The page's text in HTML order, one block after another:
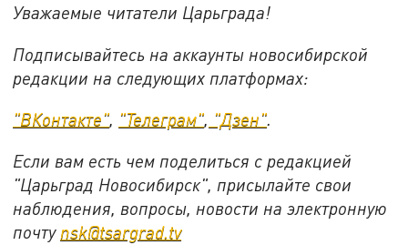
Уважаемые читатели Царьграда!
Подписывайтесь на аккаунты новосибирской
редакции на следующих платформах:
"ВКонтакте", "Телеграм", "Дзен".
Если вам есть чем поделиться с редакцией
"Царьград Новосибирск", присылайте свои
наблюдения, вопросы, новости на электронную
почту nsk@tsargrad.tv